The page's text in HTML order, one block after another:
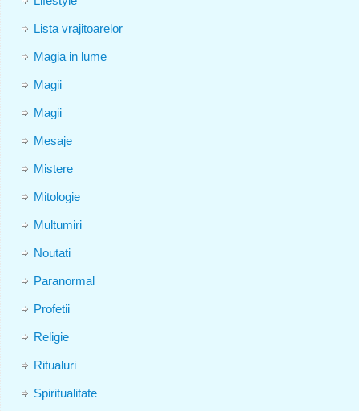
Lista vrajitoarelor
Magia in lume
Magii
Magii
Mesaje
Mistere
Mitologie
Multumiri
Noutati
Paranormal
Profetii
Religie
Ritualuri
Spiritualitate